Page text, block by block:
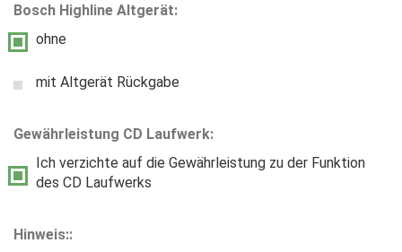
Bosch Highline Altgerät:
ohne
mit Altgerät Rückgabe
Gewährleistung CD Laufwerk:
Ich verzichte auf die Gewährleistung zu der Funktion
des CD Laufwerks
Hinweis::